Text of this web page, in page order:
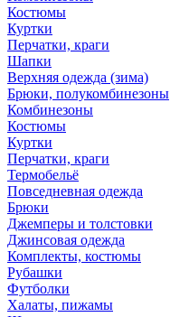
Костюмы
Куртки
Перчатки, краги
Шапки
Верхняя одежда (зима)
Брюки, полукомбинезоны
Комбинезоны
Костюмы
Куртки
Перчатки, краги
Термобельё
Повседневная одежда
Брюки
Джемперы и толстовки
Джинсовая одежда
Комплекты, костюмы
Рубашки
Футболки
Халаты, пижамы